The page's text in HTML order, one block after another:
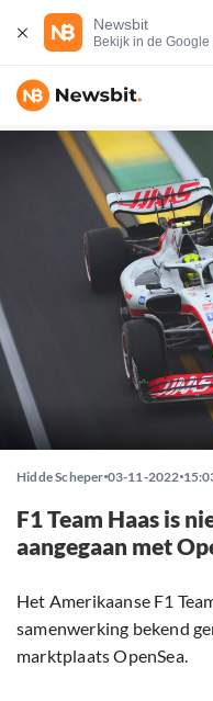
Newsbit
Bekijk in de Google
Hidde Scheper 03-11-2022
F1 Team Haas is
aangegaan met
Het Amerikaanse F1
samenwerking bekend
marktplaats OpenSea.